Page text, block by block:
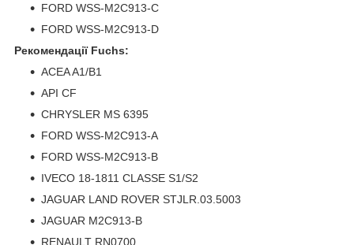
FORD WSS-M2C913-C
FORD WSS-M2C913-D
Рекомендації Fuchs:
ACEA A1/B1
API CF
CHRYSLER MS 6395
FORD WSS-M2C913-A
FORD WSS-M2C913-B
IVECO 18-1811 CLASSE S1/S2
JAGUAR LAND ROVER STJLR.03.5003
JAGUAR M2C913-B
RENAULT RN0700